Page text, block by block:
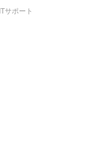
ITサポート